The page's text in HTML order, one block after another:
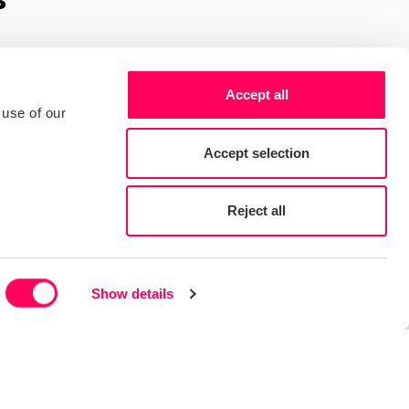
of our
Show details
Accept all
Accept selection
Reject all